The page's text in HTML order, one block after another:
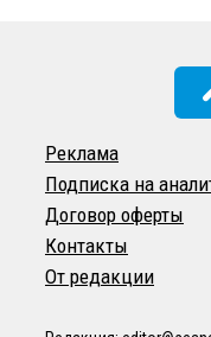
Реклама
Подписка на
Договор оферты
Контакты
От редакции